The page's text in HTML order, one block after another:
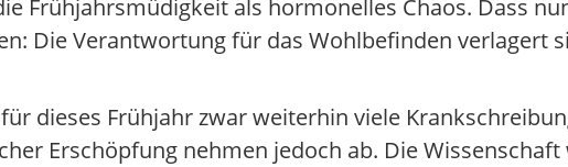
Frühjahrsmüdigkeit als hormonelles Chaos. Dass
Die Verantwortung für das Wohlbefinden verlagert
dieses Frühjahr zwar weiterhin viele
Erschöpfung nehmen jedoch ab. Die